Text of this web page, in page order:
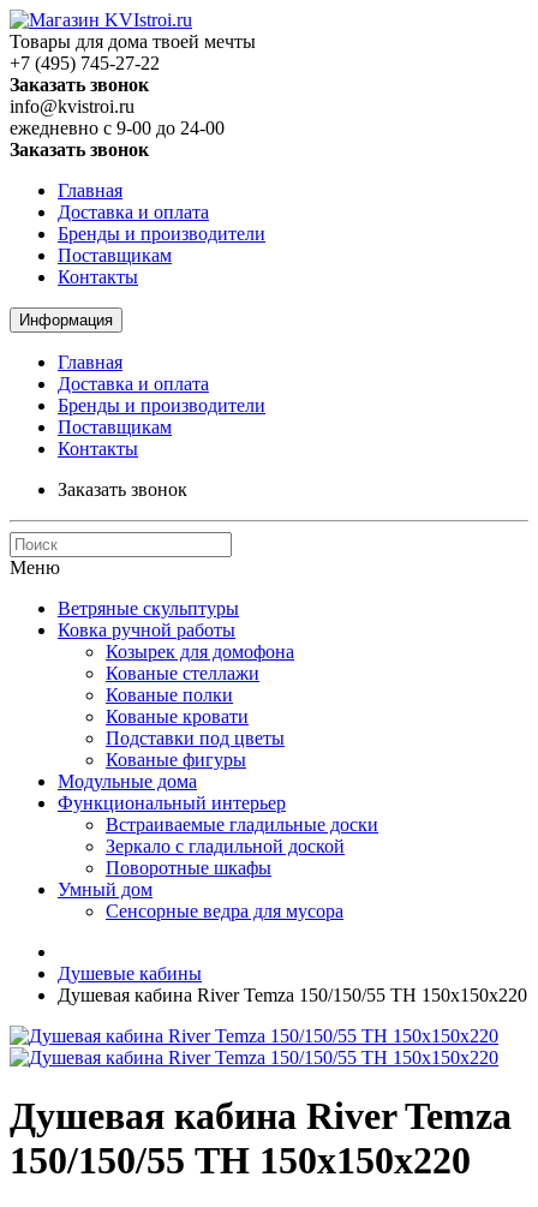
Товары для дома твоей мечты
+7 (495) 745-27-22
Заказать звонок
info@kvistroi.ru
ежедневно с 9-00 до 24-00
Заказать звонок
Главная
Доставка и оплата
Бренды и производители
Поставщикам
Контакты
Информация
Главная
Доставка и оплата
Бренды и производители
Поставщикам
Контакты
Заказать звонок
Меню
Ветряные скульптуры
Ковка ручной работы
Козырек для домофона
Кованые стеллажи
Кованые полки
Кованые кровати
Подставки под цветы
Кованые фигуры
Модульные дома
Функциональный интерьер
Встраиваемые гладильные доски
Зеркало с гладильной доской
Поворотные шкафы
Умный дом
Сенсорные ведра для мусора
Душевые кабины
Душевая кабина River Temza 150/150/55 ТН 150х150х220
Душевая кабина River Temza
150/150/55 ТН 150х150х220